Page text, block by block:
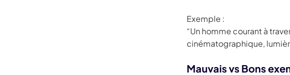
Exemple :
“Un homme courant à
cinématographique,
Mauvais vs Bons